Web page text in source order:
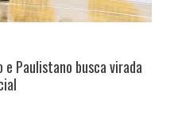
e Paulistano busca virada